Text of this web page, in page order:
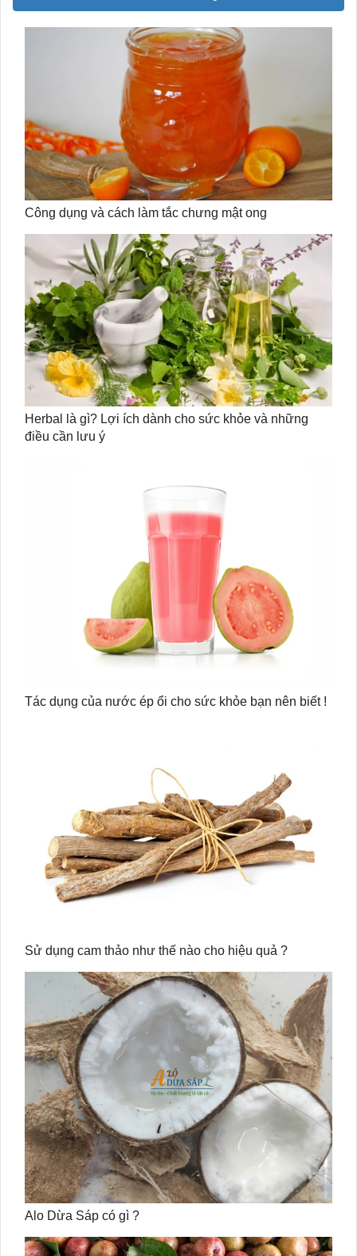
Công dụng và cách làm tắc chưng mật ong
Herbal là gì? Lợi ích dành cho sức khỏe và những
điều cần lưu ý
Tác dụng của nước ép ổi cho sức khỏe bạn nên biết !
Sử dụng cam thảo như thế nào cho hiệu quả ?
Alo Dừa Sáp có gì ?